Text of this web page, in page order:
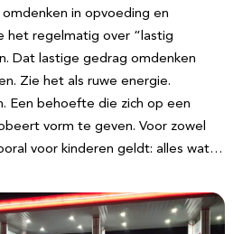
in opvoeding en
het regelmatig over “lastig
Dat lastige gedrag omdenken
Zie het als ruwe energie.
Een behoefte die zich op een
vorm te geven. Voor zowel
voor kinderen geldt: alles wat…